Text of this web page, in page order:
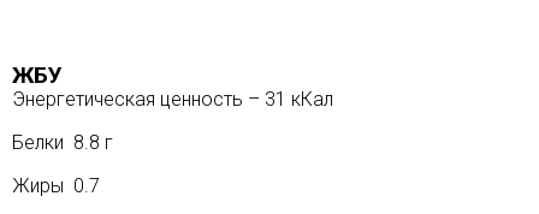
ЖБУ
Энергетическая ценность – 31 кКал
Белки 8.8 г
Жиры 0.7